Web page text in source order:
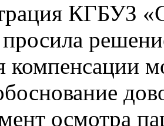
КГБУЗ
компенсации
осмотра